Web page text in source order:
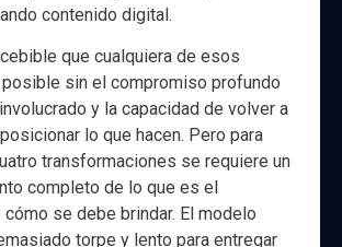
contenido digital.
que cualquiera de esos
sin el compromiso profundo
y la capacidad de volver a
lo que hacen. Pero para
transformaciones se requiere un
completo de lo que es el
se debe brindar. El modelo
torpe y lento para entregar